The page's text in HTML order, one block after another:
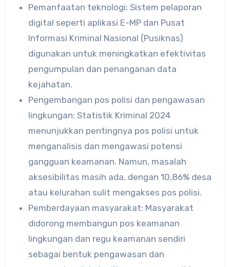
Pemanfaatan teknologi: Sistem pelaporan
digital seperti aplikasi E-MP dan Pusat
Informasi Kriminal Nasional (Pusiknas)
digunakan untuk meningkatkan efektivitas
pengumpulan dan penanganan data
kejahatan.
Pengembangan pos polisi dan pengawasan
lingkungan: Statistik Kriminal 2024
menunjukkan pentingnya pos polisi untuk
menganalisis dan mengawasi potensi
gangguan keamanan. Namun, masalah
aksesibilitas masih ada, dengan 10,86% desa
atau kelurahan sulit mengakses pos polisi.
Pemberdayaan masyarakat: Masyarakat
didorong membangun pos keamanan
lingkungan dan regu keamanan sendiri
sebagai bentuk pengawasan dan